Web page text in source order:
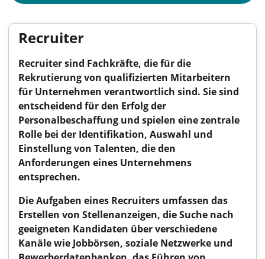
Recruiter
Recruiter sind Fachkräfte, die für die
Rekrutierung von qualifizierten Mitarbeitern
für Unternehmen verantwortlich sind. Sie sind
entscheidend für den Erfolg der
Personalbeschaffung und spielen eine zentrale
Rolle bei der Identifikation, Auswahl und
Einstellung von Talenten, die den
Anforderungen eines Unternehmens
entsprechen.
Die Aufgaben eines Recruiters umfassen das
Erstellen von Stellenanzeigen, die Suche nach
geeigneten Kandidaten über verschiedene
Kanäle wie Jobbörsen, soziale Netzwerke und